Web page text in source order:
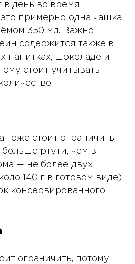
в день во время
примерно одна чашка
350 мл. Важно
содержится также в
напитках, шоколаде и
стоит учитывать
тоже стоит ограничить,
ртути, чем в
— не более двух
140 г в готовом виде)
консервированного
ограничить, потому